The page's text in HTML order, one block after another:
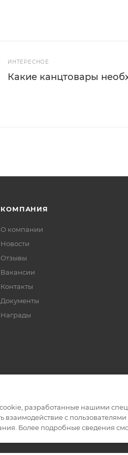
ИНТЕРЕСНОЕ
Какие канцтовары
КОМПАНИЯ
О компании
Новости
Отзывы
Вакансии
Контакты
Документы
Награды
магазин
разработанные нашими
взаимодействие с
Более подробные сведения